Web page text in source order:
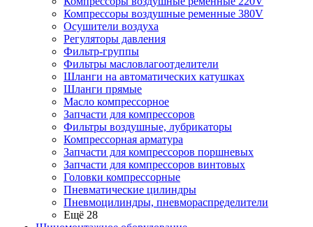
Компрессоры воздушные ременные 380V
Осушители воздуха
Регуляторы давления
Фильтр-группы
Фильтры масловлагоотделители
Шланги на автоматических катушках
Шланги прямые
Масло компрессорное
Запчасти для компрессоров
Фильтры воздушные, лубрикаторы
Компрессорная арматура
Запчасти для компрессоров поршневых
Запчасти для компрессоров винтовых
Головки компрессорные
Пневматические цилиндры
Пневмоцилиндры, пневмораспределители
Ещё 28